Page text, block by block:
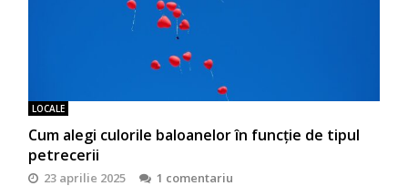
LOCALE
Cum alegi culorile baloanelor în funcție de tipul
petrecerii
23 aprilie 2025 1 comentariu